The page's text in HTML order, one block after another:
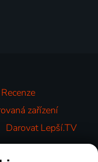
Recenze
zařízení
Darovat Lepší.TV